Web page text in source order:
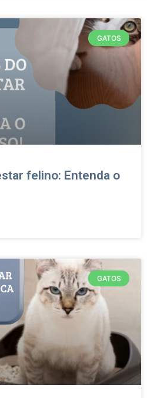
GATOS
felino: Entenda o
GATOS